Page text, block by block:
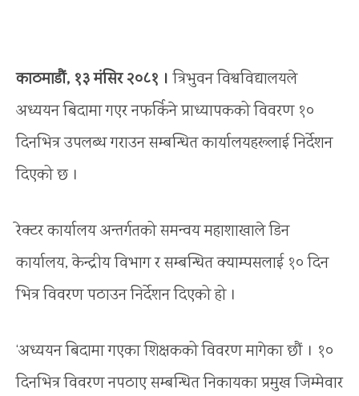
काठमाडौं, १३ मंसिर २०८१ । त्रिभुवन विश्वविद्यालयले
अध्ययन बिदामा गएर नफर्किने प्राध्यापकको विवरण १०
दिनभित्र उपलब्ध गराउन सम्बन्धित कार्यालयहरूलाई निर्देशन
दिएको छ ।
रेक्टर कार्यालय अन्तर्गतको समन्वय महाशाखाले डिन
कार्यालय, केन्द्रीय विभाग र सम्बन्धित क्याम्पसलाई १० दिन
भित्र विवरण पठाउन निर्देशन दिएको हो ।
‘अध्ययन बिदामा गएका शिक्षकको विवरण मागेका छौं । १०
दिनभित्र विवरण नपठाए सम्बन्धित निकायका प्रमुख जिम्मेवार